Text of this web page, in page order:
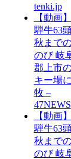
tenki.jp
【動画
騨牛63頭
秋まで
のび 岐
郡上市
キー場
牧 –
47NEWS
【動画
騨牛63頭
秋まで
のび 岐